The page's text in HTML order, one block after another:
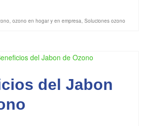
, ozono en hogar y en empresa, Soluciones ozono
del Jabon